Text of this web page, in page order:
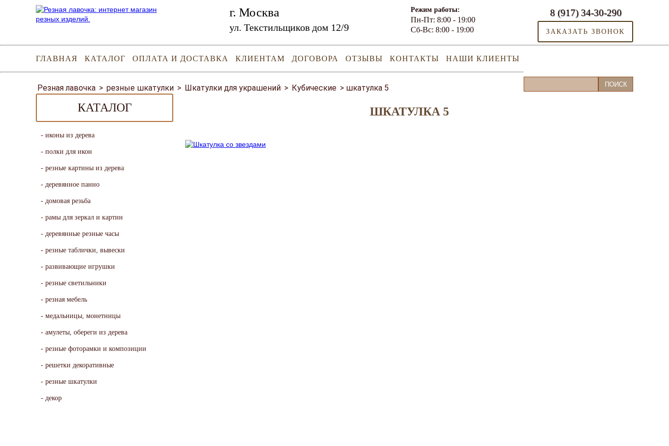
г. Москва
ул. Текстильщиков дом 12/9
Режим работы:
Пн-Пт: 8:00 - 19:00
Сб-Вс: 8:00 - 19:00
8 (917) 34-30-290
ЗАКАЗАТЬ ЗВОНОК
ГЛАВНАЯ КАТАЛОГ ОПЛАТА И ДОСТАВКА КЛИЕНТАМ ДОГОВОРА ОТЗЫВЫ КОНТАКТЫ НАШИ КЛИЕНТЫ
Резная лавочка > резные шкатулки > Шкатулки для украшений > Кубические > шкатулка 5
ШКАТУЛКА 5
КАТАЛОГ
иконы из дерева
полки для икон
резные картины из дерева
деревянное панно
домовая резьба
рамы для зеркал и картин
деревянные резные часы
резные таблички, вывески
развивающие игрушки
резные светильники
резная мебель
медальницы, монетницы
амулеты, обереги из дерева
резные фоторамки и композиции
решетки декоративные
резные шкатулки
декор